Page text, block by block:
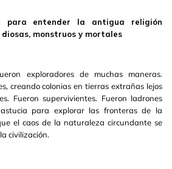
para entender la antigua religión
monstruos y mortales
exploradores de muchas maneras.
creando colonias en tierras extrañas lejos
Fueron supervivientes. Fueron ladrones
para explorar las fronteras de la
el caos de la naturaleza circundante se
civilización.